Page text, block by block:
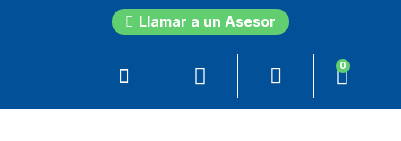
Llamar a un Asesor
0